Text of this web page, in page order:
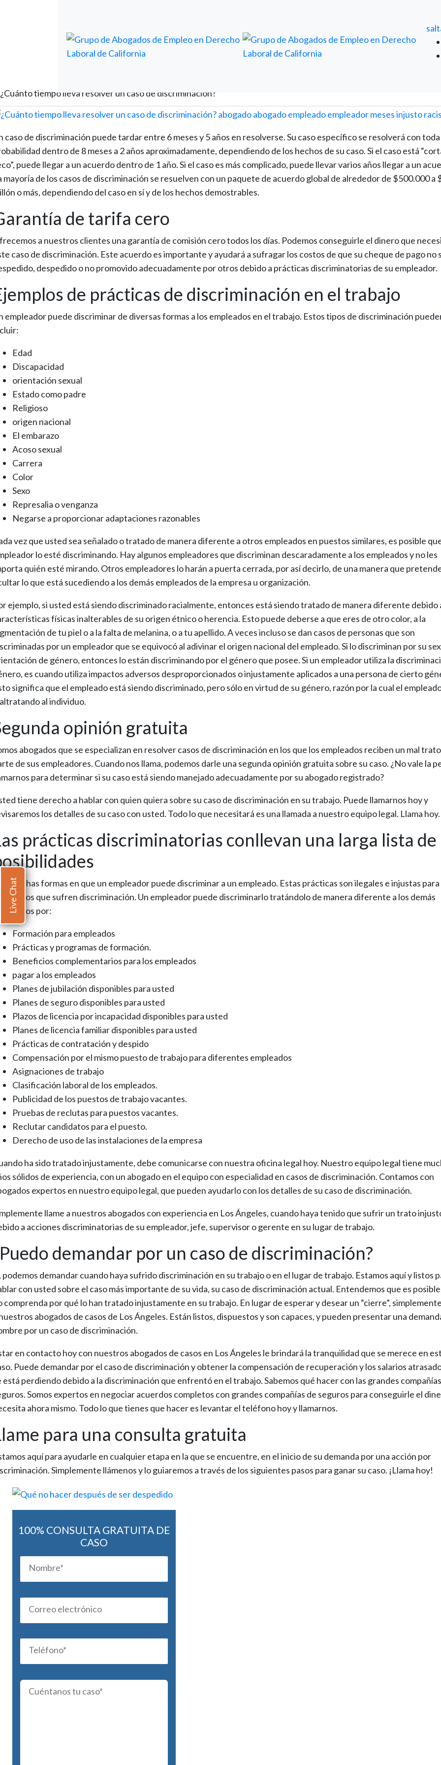
¿Cuánto tiempo lleva resolver un caso de discriminación?
caso de discriminación puede tardar entre 6 meses y 5 años en resolverse. Su caso específico se resolverá con toda
dentro de 8 meses a 2 años aproximadamente, dependiendo de los hechos de su caso. Si el caso está
puede llegar a un acuerdo dentro de 1 año. Si el caso es más complicado, puede llevar varios años llegar a un
mayoría de los casos de discriminación se resuelven con un paquete de acuerdo global de alrededor de $500.000 a
o más, dependiendo del caso en sí y de los hechos demostrables.
de tarifa cero
a nuestros clientes una garantía de comisión cero todos los días. Podemos conseguirle el dinero que
caso de discriminación. Este acuerdo es importante y ayudará a sufragar los costos de que su cheque de pago no
despedido o no promovido adecuadamente por otros debido a prácticas discriminatorias de su empleador.
de prácticas de discriminación en el trabajo
empleador puede discriminar de diversas formas a los empleados en el trabajo. Estos tipos de discriminación
Edad
Discapacidad
orientación sexual
Estado como padre
Religioso
origen nacional
El embarazo
Acoso sexual
Carrera
Color
Sexo
Represalia o venganza
Negarse a proporcionar adaptaciones razonables
vez que usted sea señalado o tratado de manera diferente a otros empleados en puestos similares, es posible
lo esté discriminando. Hay algunos empleadores que discriminan descaradamente a los empleados y no les
quién esté mirando. Otros empleadores lo harán a puerta cerrada, por así decirlo, de una manera que
lo que está sucediendo a los demás empleados de la empresa u organización.
ejemplo, si usted está siendo discriminado racialmente, entonces está siendo tratado de manera diferente debido
físicas inalterables de su origen étnico o herencia. Esto puede deberse a que eres de otro color, a la
de tu piel o a la falta de melanina, o a tu apellido. A veces incluso se dan casos de personas que son
por un empleador que se equivocó al adivinar el origen nacional del empleado. Si lo discriminan por su
de género, entonces lo están discriminando por el género que posee. Si un empleador utiliza la
es cuando utiliza impactos adversos desproporcionados o injustamente aplicados a una persona de cierto
significa que el empleado está siendo discriminado, pero sólo en virtud de su género, razón por la cual el
al individuo.
opinión gratuita
abogados que se especializan en resolver casos de discriminación en los que los empleados reciben un mal
de sus empleadores. Cuando nos llama, podemos darle una segunda opinión gratuita sobre su caso. ¿No vale la
para determinar si su caso está siendo manejado adecuadamente por su abogado registrado?
tiene derecho a hablar con quien quiera sobre su caso de discriminación en su trabajo. Puede llamarnos hoy y
los detalles de su caso con usted. Todo lo que necesitará es una llamada a nuestro equipo legal. Llama hoy.
prácticas discriminatorias conllevan una larga lista de
muchas formas en que un empleador puede discriminar a un empleado. Estas prácticas son ilegales e injustas para
que sufren discriminación. Un empleador puede discriminarlo tratándolo de manera diferente a los demás
por:
Formación para empleados
Prácticas y programas de formación.
Beneficios complementarios para los empleados
pagar a los empleados
Planes de jubilación disponibles para usted
Planes de seguro disponibles para usted
Plazos de licencia por incapacidad disponibles para usted
Planes de licencia familiar disponibles para usted
Prácticas de contratación y despido
Compensación por el mismo puesto de trabajo para diferentes empleados
Asignaciones de trabajo
Clasificación laboral de los empleados.
Publicidad de los puestos de trabajo vacantes.
Pruebas de reclutas para puestos vacantes.
Reclutar candidatos para el puesto.
Derecho de uso de las instalaciones de la empresa
ha sido tratado injustamente, debe comunicarse con nuestra oficina legal hoy. Nuestro equipo legal tiene
sólidos de experiencia, con un abogado en el equipo con especialidad en casos de discriminación. Contamos con
expertos en nuestro equipo legal, que pueden ayudarlo con los detalles de su caso de discriminación.
llame a nuestros abogados con experiencia en Los Ángeles, cuando haya tenido que sufrir un trato
a acciones discriminatorias de su empleador, jefe, supervisor o gerente en su lugar de trabajo.
demandar por un caso de discriminación?
podemos demandar cuando haya sufrido discriminación en su trabajo o en el lugar de trabajo. Estamos aquí y listos
con usted sobre el caso más importante de su vida, su caso de discriminación actual. Entendemos que es
comprenda por qué lo han tratado injustamente en su trabajo. En lugar de esperar y desear un “cierre”,
abogados de casos de Los Ángeles. Están listos, dispuestos y son capaces, y pueden presentar una
por un caso de discriminación.
en contacto hoy con nuestros abogados de casos en Los Ángeles le brindará la tranquilidad que se merece en
Puede demandar por el caso de discriminación y obtener la compensación de recuperación y los salarios
está perdiendo debido a la discriminación que enfrentó en el trabajo. Sabemos qué hacer con las grandes
Somos expertos en negociar acuerdos completos con grandes compañías de seguros para conseguirle el
ahora mismo. Todo lo que tienes que hacer es levantar el teléfono hoy y llamarnos.
para una consulta gratuita
aquí para ayudarle en cualquier etapa en la que se encuentre, en el inicio de su demanda por una acción por
Simplemente llámenos y lo guiaremos a través de los siguientes pasos para ganar su caso. ¡Llama hoy!
100% CONSULTA GRATUITA DE
CASO
Live Chat